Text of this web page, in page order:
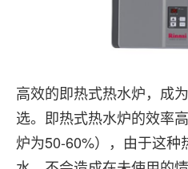
高效的即热式热水炉，成
选。即热式热水炉的效率
炉为50-60%），由于这